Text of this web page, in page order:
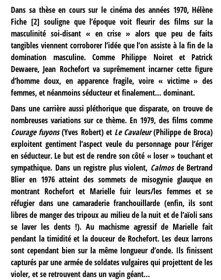
Dans sa thèse en cours sur le cinéma des années 1970, Hélène
Fiche [2] souligne que l’époque voit fleurir des films sur la
masculinité soi-disant « en crise » alors que peu de faits
tangibles viennent corroborer l’idée que l’on assiste à la fin de la
domination masculine. Comme Philippe Noiret et Patrick
Dewaere, Jean Rochefort va suprêmement incarner cette figure
d’homme doux, en apparence fragile, voire « victime » des
femmes, et néanmoins séducteur et finalement… dominant.
Dans une carrière aussi pléthorique que disparate, on trouve de
nombreuses variations sur ce thème. En 1979, des films comme
Courage fuyons(Yves Robert) et Le Cavaleur(Philippe de Broca)
exploitent gentiment l’aspect veule du personnage pour l’ériger
en séducteur. Le but est de rendre son côté « loser » touchant et
sympathique. Dans un registre plus violent, Calmosde Bertrand
Blier en 1976 atteint des sommets de misogynie glauque en
montrant Rochefort et Marielle fuir leurs/les femmes et se
réfugier dans une camaraderie franchouillarde (enfin, ils sont
libres de manger des tripoux au milieu de la nuit et de l’aïoli sans
se laver les dents !). Au machisme agressif de Marielle fait
pendant la timidité et la douceur de Rochefort. Les deux larrons
sont cependant bien sur la même longueur d’onde. Ils finissent
capturés par une armée de soldates vulgaires qui projettent de les
violer, et se retrouvent dans un vagin géant…